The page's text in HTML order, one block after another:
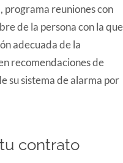
programa reuniones con
de la persona con la que
adecuada de la
recomendaciones de
su sistema de alarma por
contrato